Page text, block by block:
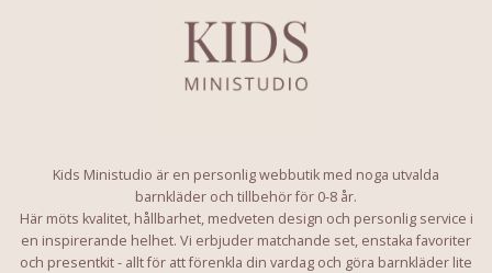
Kids Ministudio är en personlig webbutik med noga utvalda
barnkläder och tillbehör för 0-8 år.
Här möts kvalitet, hållbarhet, medveten design och personlig service i
en inspirerande helhet. Vi erbjuder matchande set, enstaka favoriter
och presentkit - allt för att förenkla din vardag och göra barnkläder lite